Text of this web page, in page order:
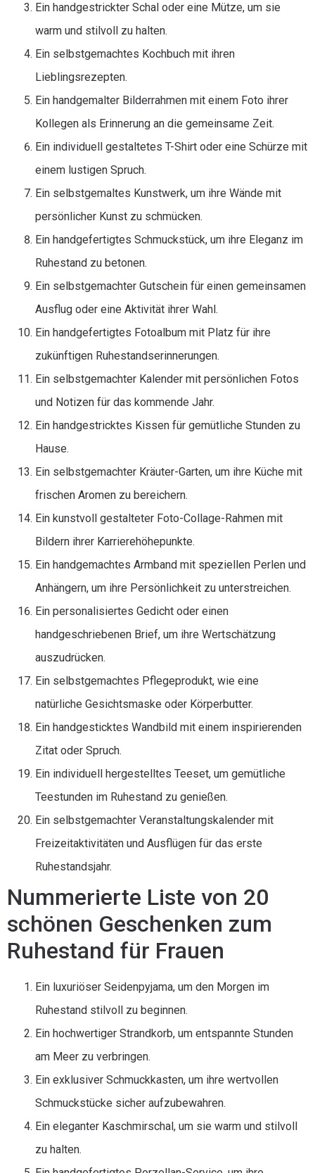
Ein handgestrickter Schal oder eine Mütze, um sie
warm und stilvoll zu halten.
Ein selbstgemachtes Kochbuch mit ihren
Lieblingsrezepten.
Ein handgemalter Bilderrahmen mit einem Foto ihrer
Kollegen als Erinnerung an die gemeinsame Zeit.
Ein individuell gestaltetes T-Shirt oder eine Schürze mit
einem lustigen Spruch.
Ein selbstgemaltes Kunstwerk, um ihre Wände mit
persönlicher Kunst zu schmücken.
Ein handgefertigtes Schmuckstück, um ihre Eleganz im
Ruhestand zu betonen.
Ein selbstgemachter Gutschein für einen gemeinsamen
Ausflug oder eine Aktivität ihrer Wahl.
Ein handgefertigtes Fotoalbum mit Platz für ihre
zukünftigen Ruhestandserinnerungen.
Ein selbstgemachter Kalender mit persönlichen Fotos
und Notizen für das kommende Jahr.
Ein handgestricktes Kissen für gemütliche Stunden zu
Hause.
Ein selbstgemachter Kräuter-Garten, um ihre Küche mit
frischen Aromen zu bereichern.
Ein kunstvoll gestalteter Foto-Collage-Rahmen mit
Bildern ihrer Karrierehöhepunkte.
Ein handgemachtes Armband mit speziellen Perlen und
Anhängern, um ihre Persönlichkeit zu unterstreichen.
Ein personalisiertes Gedicht oder einen
handgeschriebenen Brief, um ihre Wertschätzung
auszudrücken.
Ein selbstgemachtes Pflegeprodukt, wie eine
natürliche Gesichtsmaske oder Körperbutter.
Ein handgesticktes Wandbild mit einem inspirierenden
Zitat oder Spruch.
Ein individuell hergestelltes Teeset, um gemütliche
Teestunden im Ruhestand zu genießen.
Ein selbstgemachter Veranstaltungskalender mit
Freizeitaktivitäten und Ausflügen für das erste
Ruhestandsjahr.
Nummerierte Liste von 20
schönen Geschenken zum
Ruhestand für Frauen
Ein luxuriöser Seidenpyjama, um den Morgen im
Ruhestand stilvoll zu beginnen.
Ein hochwertiger Strandkorb, um entspannte Stunden
am Meer zu verbringen.
Ein exklusiver Schmuckkasten, um ihre wertvollen
Schmuckstücke sicher aufzubewahren.
Ein eleganter Kaschmirschal, um sie warm und stilvoll
zu halten.